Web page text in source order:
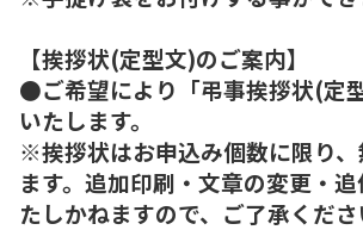
【挨拶状(定型文)のご案内】
●ご希望により「弔事挨拶状(定
いたします。
※挨拶状はお申込み個数に限り、
ます。追加印刷・文章の変更・
たしかねますので、ご了承くださ